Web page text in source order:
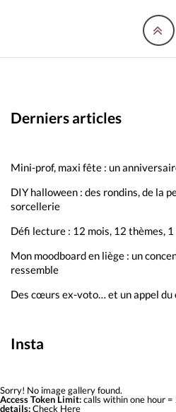
Derniers articles
Mini-prof, maxi fête : un
DIY halloween : des rondins, de la
sorcellerie
Défi lecture : 12 mois, 12 thèmes, 1
Mon moodboard en liège : un
ressemble
Des cœurs ex-voto… et un appel
Insta
Sorry! No image gallery found.
Access Token Limit:calls within one hour
details:Check Here